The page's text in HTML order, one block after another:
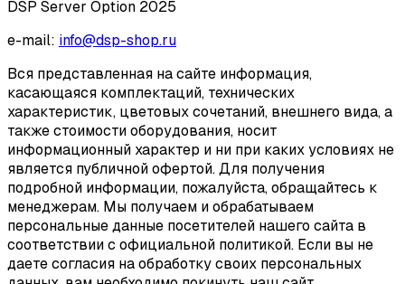
DSP Server Option 2025
e-mail: info@dsp-shop.ru
Вся представленная на сайте информация,
касающаяся комплектаций, технических
характеристик, цветовых сочетаний, внешнего вида, а
также стоимости оборудования, носит
информационный характер и ни при каких условиях не
является публичной офертой. Для получения
подробной информации, пожалуйста, обращайтесь к
менеджерам. Мы получаем и обрабатываем
персональные данные посетителей нашего сайта в
соответствии с официальной политикой. Если вы не
даете согласия на обработку своих персональных